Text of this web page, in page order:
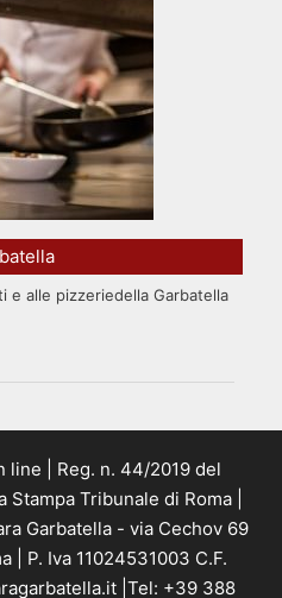
e alle pizzeriedella Garbatella
line | Reg. n. 44/2019 del
Tribunale di Roma |
Garbatella - via Cechov 69
| P. Iva 11024531003 C.F.
|Tel: +39 388